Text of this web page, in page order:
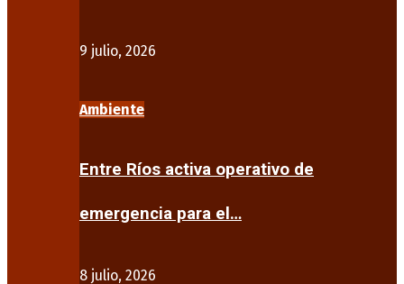
9 julio, 2026
Ambiente
Entre Ríos activa operativo de
emergencia para el…
8 julio, 2026